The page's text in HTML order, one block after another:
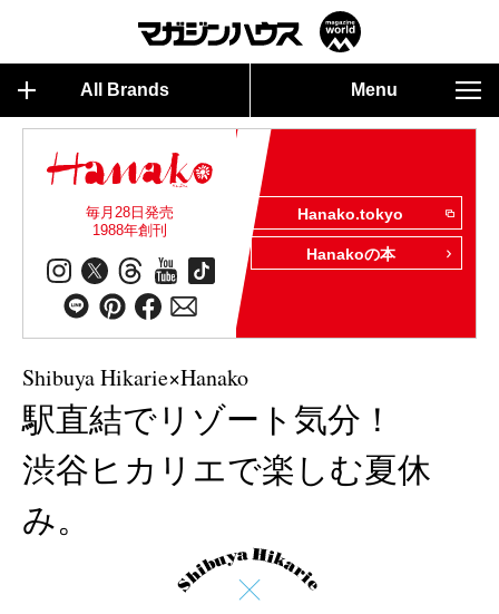
All Brands Menu
毎月28日発売
1988年創刊
Hanako.tokyo
Hanakoの本
Shibuya Hikarie×Hanako
駅直結でリゾート気分！
渋谷ヒカリエで楽しむ夏休
み。